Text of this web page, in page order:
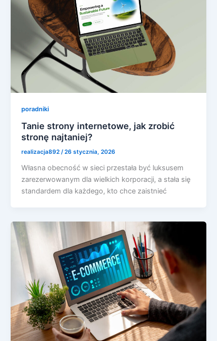
poradniki
Tanie strony internetowe, jak zrobić
stronę najtaniej?
realizacja892/26 stycznia, 2026
Własna obecność w sieci przestała być luksusem
zarezerwowanym dla wielkich korporacji, a stała się
standardem dla każdego, kto chce zaistnieć